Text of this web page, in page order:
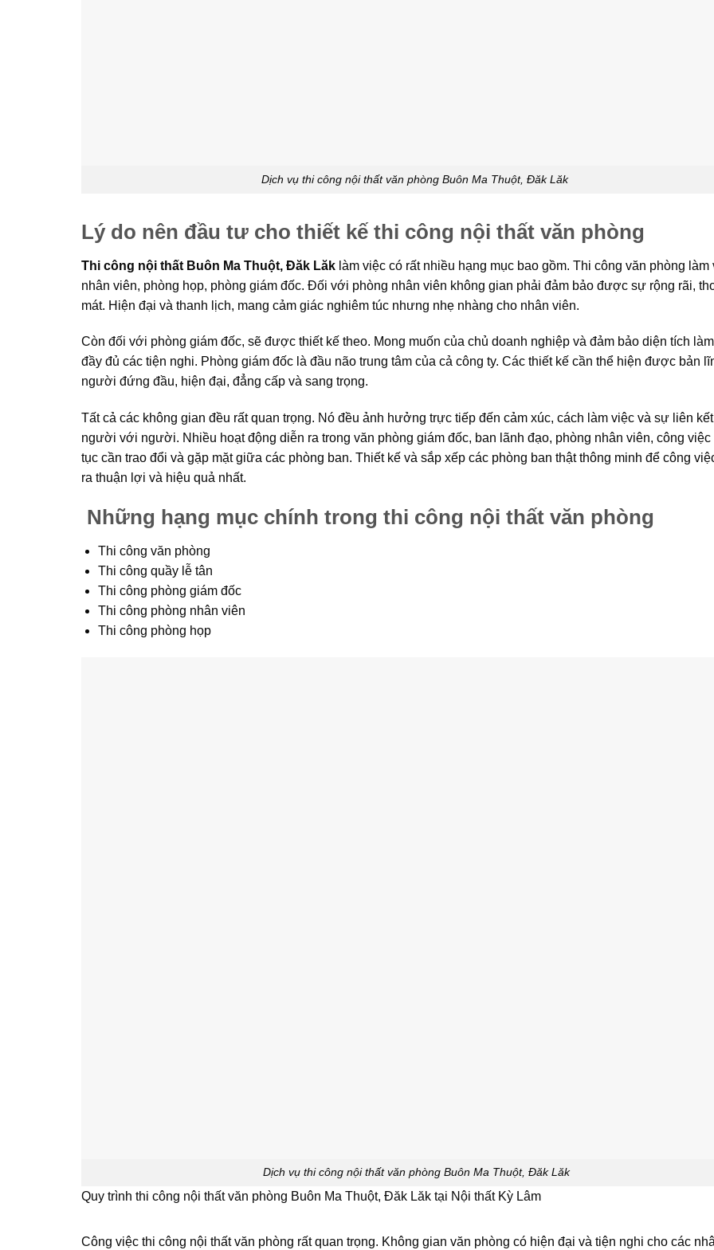
Dịch vụ thi công nội thất văn phòng Buôn Ma Thuột, Đăk Lăk
Lý do nên đầu tư cho thiết kế thi công nội thất văn phòng
Thi công nội thất Buôn Ma Thuột, Đăk Lăk làm việc có rất nhiều hạng mục bao gồm. Thi công văn phòng làm
nhân viên, phòng họp, phòng giám đốc. Đối với phòng nhân viên không gian phải đảm bảo được sự rộng rãi,
mát. Hiện đại và thanh lịch, mang cảm giác nghiêm túc nhưng nhẹ nhàng cho nhân viên.
Còn đối với phòng giám đốc, sẽ được thiết kế theo. Mong muốn của chủ doanh nghiệp và đảm bảo diện tích
đầy đủ các tiện nghi. Phòng giám đốc là đầu não trung tâm của cả công ty. Các thiết kế cần thể hiện được bản
người đứng đầu, hiện đại, đẳng cấp và sang trọng.
Tất cả các không gian đều rất quan trọng. Nó đều ảnh hưởng trực tiếp đến cảm xúc, cách làm việc và sự liên
người với người. Nhiều hoạt động diễn ra trong văn phòng giám đốc, ban lãnh đạo, phòng nhân viên, công việc
tục cần trao đổi và gặp mặt giữa các phòng ban. Thiết kế và sắp xếp các phòng ban thật thông minh để công
ra thuận lợi và hiệu quả nhất.
Những hạng mục chính trong thi công nội thất văn phòng
Thi công văn phòng
Thi công quầy lễ tân
Thi công phòng giám đốc
Thi công phòng nhân viên
Thi công phòng họp
Dịch vụ thi công nội thất văn phòng Buôn Ma Thuột, Đăk Lăk
Quy trình thi công nội thất văn phòng Buôn Ma Thuột, Đăk Lăk tại Nội thất Kỳ Lâm
Công việc thi công nội thất văn phòng rất quan trọng. Không gian văn phòng có hiện đại và tiện nghi cho các